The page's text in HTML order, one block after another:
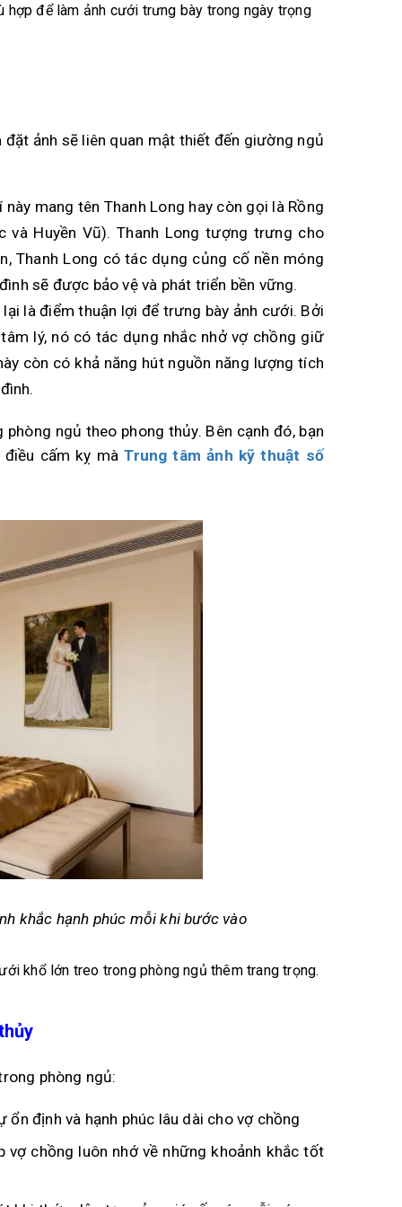
hợp để làm ảnh cưới trưng bày trong ngày trọng
ảnh sẽ liên quan mật thiết đến giường ngủ
mang tên Thanh Long hay còn gọi là Rồng
và Huyền Vũ). Thanh Long tượng trưng cho
Thanh Long có tác dụng củng cố nền móng
sẽ được bảo vệ và phát triển bền vững.
là điểm thuận lợi để trưng bày ảnh cưới. Bởi
lý, nó có tác dụng nhắc nhở vợ chồng giữ
còn có khả năng hút nguồn năng lượng tích
ngủ theo phong thủy. Bên cạnh đó, bạn
điều cấm kỵ màTrung tâm ảnh kỹ thuật số
khắc hạnh phúc mỗi khi bước vào
khổ lớn treo trong phòng ngủ thêm trang trọng.
phòng ngủ:
ổn định và hạnh phúc lâu dài cho vợ chồng
chồng luôn nhớ về những khoảnh khắc tốt